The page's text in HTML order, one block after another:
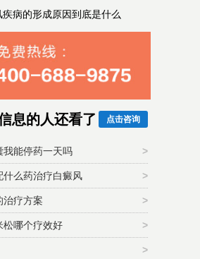
疾病的形成原因到底是什么
点击咨询
息的人还看了
我能停药一天吗 >
什么药治疗白癜风 >
治疗方案 >
松哪个疗效好 >
>